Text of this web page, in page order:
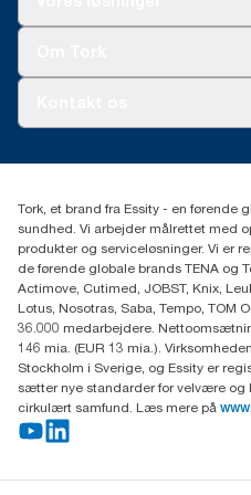
Smiley-rapport
(+45) 48 16 82 44
Professional Hygiene
Gydevang 33
DK-3450 Allerød
Tork, et brand fra Essity - en førende
sundhed. Vi arbejder målrettet med
produkter og serviceløsninger. Vi er
de førende globale brands TENA og
Actimove, Cutimed, JOBST, Knix,
Lotus, Nosotras, Saba, Tempo, TOM
36.000 medarbejdere.
146 mia. (EUR 13 mia.).
Stockholm i Sverige, og Essity er
sætter nye standarder for velvære
cirkulært samfund. Læs mere på